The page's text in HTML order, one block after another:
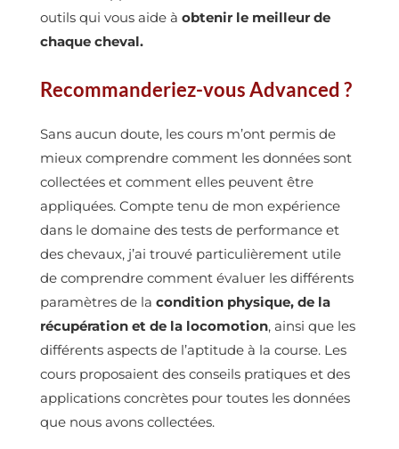
outils qui vous aide à obtenir le meilleur de
chaque cheval.
Recommanderiez-vous Advanced ?
Sans aucun doute, les cours m’ont permis de
mieux comprendre comment les données sont
collectées et comment elles peuvent être
appliquées. Compte tenu de mon expérience
dans le domaine des tests de performance et
des chevaux, j’ai trouvé particulièrement utile
de comprendre comment évaluer les différents
paramètres de la condition physique, de la
récupération et de la locomotion, ainsi que les
différents aspects de l’aptitude à la course. Les
cours proposaient des conseils pratiques et des
applications concrètes pour toutes les données
que nous avons collectées.